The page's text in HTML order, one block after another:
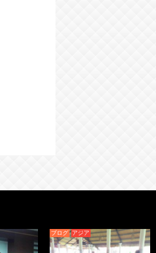
ブログ アジア ブログ アジア